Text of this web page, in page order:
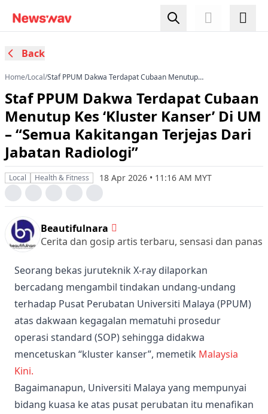
Back
Home/Local/Staf PPUM Dakwa Terdapat Cubaan Menutup
Terjejas Dari Jabatan Radiologi”
Staf PPUM Dakwa Terdapat Cubaan
Menutup Kes ‘Kluster Kanser’ Di UM
– “Semua Kakitangan Terjejas Dari
Jabatan Radiologi”
Local Health & Fitness 18 Apr 2026 • 11:16 AM MYT
Beautifulnara
Cerita dan gosip artis terbaru, sensasi dan panas
Seorang bekas juruteknik X-ray dilaporkan
bercadang mengambil tindakan undang-undang
terhadap Pusat Perubatan Universiti Malaya (PPUM)
atas dakwaan kegagalan mematuhi prosedur
operasi standard (SOP) sehingga didakwa
mencetuskan “kluster kanser”, memetik Malaysia
Kini.
Bagaimanapun, Universiti Malaya yang mempunyai
bidang kuasa ke atas pusat perubatan itu menafikan